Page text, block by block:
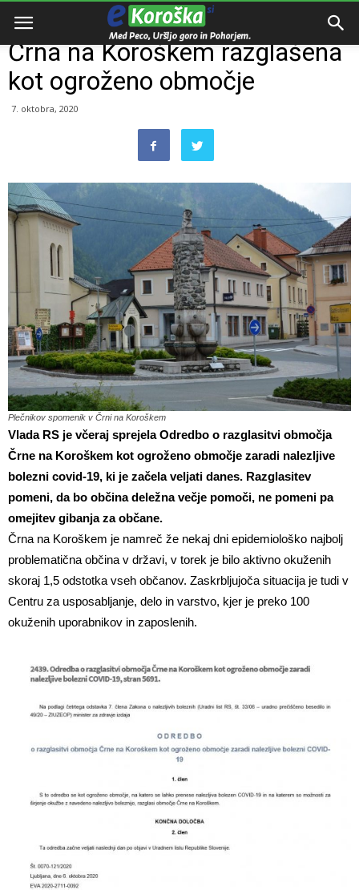
Domov
Črna na Koroškem razglašena
kot ogroženo območje
7. oktobra, 2020
Plečnikov spomenik v Črni na Koroškem
Vlada RS je včeraj sprejela Odredbo o razglasitvi območja
Črne na Koroškem kot ogroženo območje zaradi nalezljive
bolezni covid-19, ki je začela veljati danes. Razglasitev
pomeni, da bo občina deležna večje pomoči, ne pomeni pa
omejitev gibanja za občane.
Črna na Koroškem je namreč že nekaj dni epidemiološko najbolj
problematična občina v državi, v torek je bilo aktivno okuženih
skoraj 1,5 odstotka vseh občanov. Zaskrbljujoča situacija je tudi v
Centru za usposabljanje, delo in varstvo, kjer je preko 100
okuženih uporabnikov in zaposlenih.